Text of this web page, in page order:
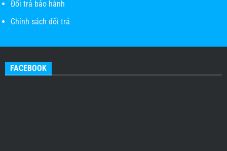
Đổi trả bảo hành
Chính sách đổi trả
FACEBOOK